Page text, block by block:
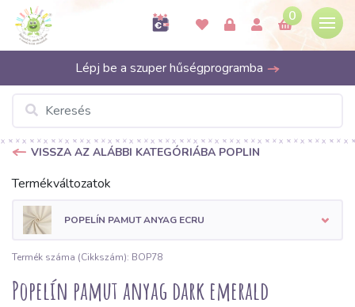
0
Lépj be a szuper hűségprogramba
VISSZA AZ ALÁBBI KATEGÓRIÁBA POPLIN
Termékváltozatok
POPELÍN PAMUT ANYAG ECRU
Termék száma (Cikkszám): BOP78
Popelín pamut anyag dark emerald